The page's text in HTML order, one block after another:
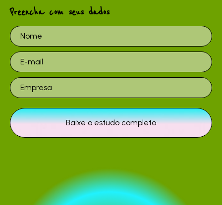
Preencha com seus dados